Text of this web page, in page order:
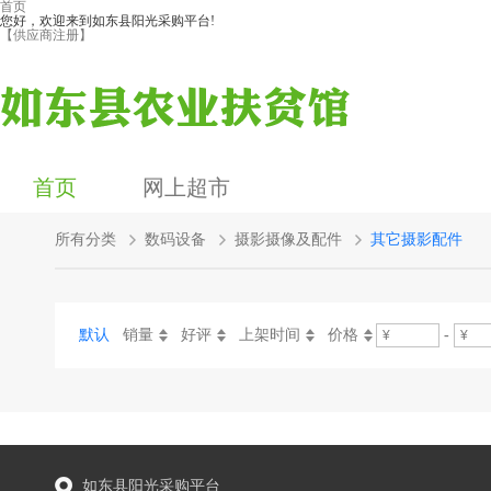
首页
您好，欢迎来到如东县阳光采购平台!
【供应商注册】
首页 网上超市
所有分类 数码设备 摄影摄像及配件 其它摄影配件
默认 销量 好评 上架时间 价格 -
如东县阳光采购平台